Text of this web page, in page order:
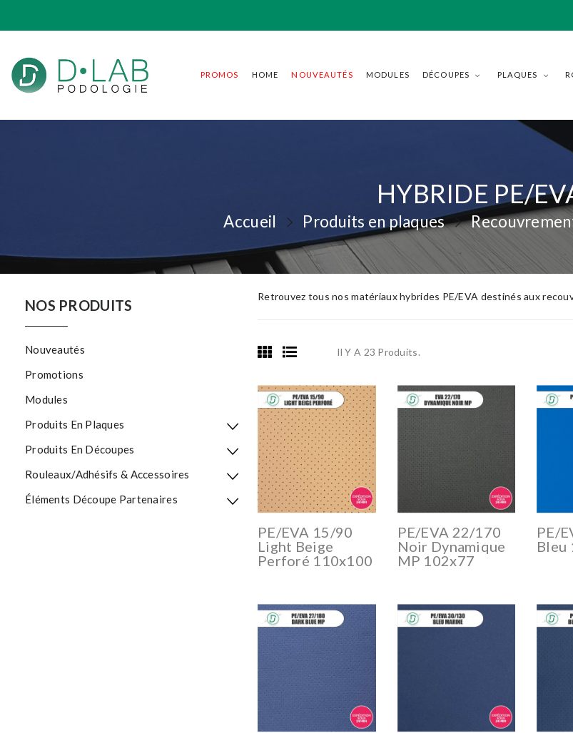
PROMOS HOME NOUVEAUTÉS MODULES DÉCOUPES PLAQUES
HYBRIDE PE/
Accueil Produits en plaques
NOS PRODUITS
Nouveautés
Promotions
Modules
Produits En Plaques
Produits En Découpes
Rouleaux/Adhésifs & Accessoires
Éléments Découpe Partenaires
Retrouvez tous nos matériaux hybrides PE/EVA destinés aux
Il Y A 23 Produits.
PE/EVA 15/90
Light Beige
Perforé 110x100
PE/EVA 22/170
Noir Dynamique
MP 102x77
PE/
Bleu